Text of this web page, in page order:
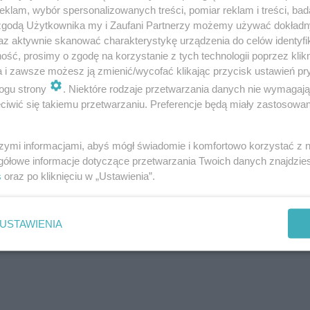
co mięso, a jest od niego o wiele mniej
są też nienasycone kwasy tłuszczowe, sole
(cynk, potas, miedź i
magnez ) i
estrogenów. Zrównoważona dieta powinna być
śmietana, tuńczyk, produkty mleczne,
źródłem witaminy C są owoce
z rodziny kapustnych – przede wszystkim
– słonecznikowym, kukurydzianym, z
szparagach.
wybór spersonalizowanych treści, pomiar reklam i treści,
Użytkownika my i Zaufani Partnerzy możemy używać
aktywnie skanować charakterystykę urządzenia do celów
prosimy o zgodę na korzystanie z tych technologii poprzez
i zawsze możesz ją zmienić/wycofać klikając przycisk ustawień
strony
. Niektóre rodzaje przetwarzania danych nie
się takiemu przetwarzaniu. Preferencje będą miały
informacjami, abyś mógł świadomie i komfortowo korzystać z
informacje dotyczące przetwarzania Twoich danych
oraz po kliknięciu w „Ustawienia”.
USTAWIENIA